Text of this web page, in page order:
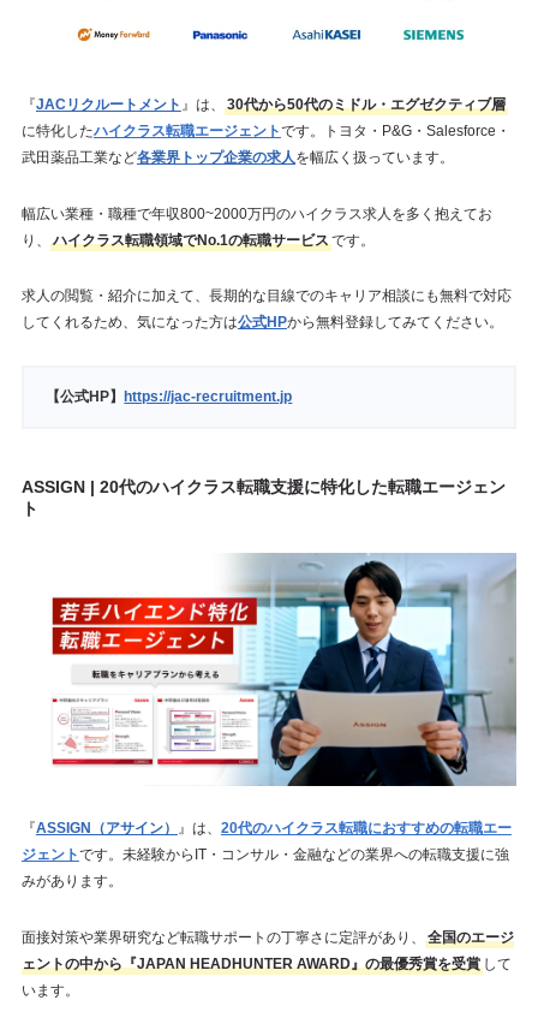
『JACリクルートメント 』は、
30代から50代のミドル・エグゼクティブ層
に特化したハイクラス転職エージェントです。トヨタ・P&G・Salesforce・
武田薬品工業など各業界トップ企業の求人を幅広く扱っています。
幅広い業種・職種で年収800~2000万円のハイクラス求人を多く抱えてお
り、
ハイクラス転職領域でNo.1の転職サービス です。
求人の閲覧・紹介に加えて、長期的な目線でのキャリア相談にも無料で対応
してくれるため、気になった方は公式HPから無料登録してみてください。
【公式HP】 https://jac-recruitment.jp
ASSIGN | 20代のハイクラス転職支援に特化した転職エージェン
ト
『ASSIGN（アサイン） 』は、 20代のハイクラス転職におすすめの転職エー
ジェントです。未経験からIT・コンサル・金融などの業界への転職支援に強
みがあります。
面接対策や業界研究など転職サポートの丁寧さに定評があり、
全国のエージ
ェントの中から『JAPAN HEADHUNTER AWARD』の最優秀賞を受賞して
います。